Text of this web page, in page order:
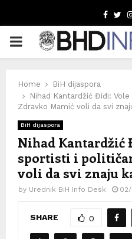
PRIMARY
Home
BiH dijaspora
Nihad Kantardžić Điđi:
Zdravko Mamić voli da svi
BiH dijaspora
Nihad Kantardžić
sportisti i
voli da svi znaju
by Urednik BiH Info Desk
SHARE 0